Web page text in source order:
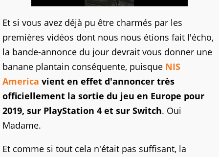
Et si vous avez déjà pu être charmés par les
premières vidéos dont nous nous étions fait l'écho,
la bande-annonce du jour devrait vous donner une
banane plantain conséquente, puisque NIS
America vient en effet d'annoncer très
officiellement la sortie du jeu en Europe pour
2019, sur PlayStation 4 et sur Switch. Oui
Madame.
Et comme si tout cela n'était pas suffisant, la